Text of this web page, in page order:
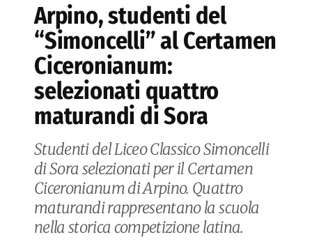
Arpino, studenti del
“Simoncelli” al Certamen
Ciceronianum:
selezionati quattro
maturandi di Sora
Studenti del Liceo Classico Simoncelli
di Sora selezionati per il Certamen
Ciceronianum di Arpino. Quattro
maturandi rappresentano la scuola
nella storica competizione latina.